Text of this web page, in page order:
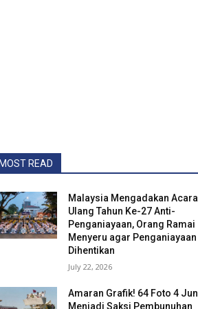
READ
Malaysia Mengadakan Acara
Ulang Tahun Ke-27 Anti-
Penganiayaan, Orang Ramai
Menyeru agar Penganiayaan
Dihentikan
July 22, 2026
Amaran Grafik! 64 Foto 4 Jun
Menjadi Saksi Pembunuhan